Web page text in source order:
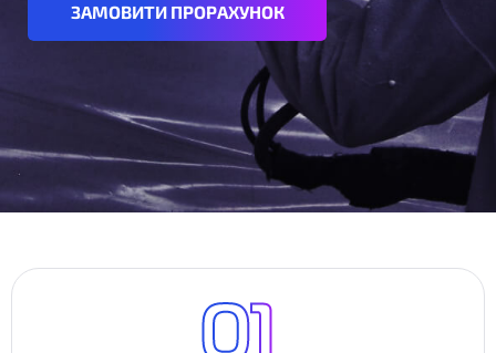
ЗАМОВИТИ ПРОРАХУНОК